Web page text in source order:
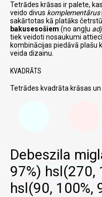
Tetrādes krāsas ir palete,
veido divus komplementārus
sakārtotas kā platāks
bakusesošiem (no angļu
tiek veidoti nosaukumi
kombinācijas piedāvā plašu
veida dizainu.
KVADRĀTS
Tetrādes kvadrāta krāsas
Debeszila
97%) hsl(270,
hsl(90, 100%,